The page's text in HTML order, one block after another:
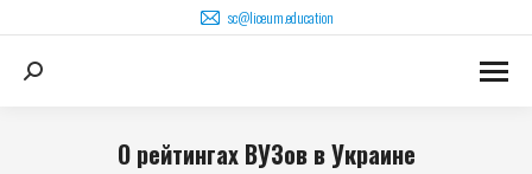
sc@liceum.education
Поиск:
О рейтингах ВУЗов в Украине